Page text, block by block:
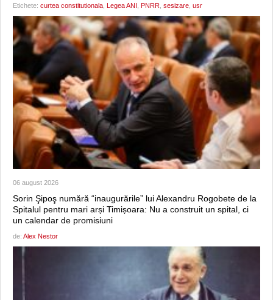
Etichete: curtea constitutionala Legea ANI PNRR sesizare usr
06 august 2026
Sorin Şipoş numără “inaugurările” lui Alexandru Rogobete de la
Spitalul pentru mari arși Timișoara: Nu a construit un spital, ci
un calendar de promisiuni
de: Alex Nestor